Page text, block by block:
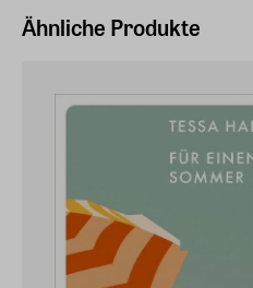
Ähnliche Produkte